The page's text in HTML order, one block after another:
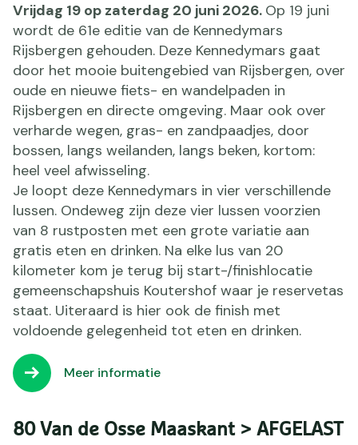
Vrijdag 19 op zaterdag 20 juni 2026. Op 19 juni
wordt de 61e editie van de Kennedymars
Rijsbergen gehouden. Deze Kennedymars gaat
door het mooie buitengebied van Rijsbergen, over
oude en nieuwe fiets- en wandelpaden in
Rijsbergen en directe omgeving. Maar ook over
verharde wegen, gras- en zandpaadjes, door
bossen, langs weilanden, langs beken, kortom:
heel veel afwisseling.
Je loopt deze Kennedymars in vier verschillende
lussen. Ondeweg zijn deze vier lussen voorzien
van 8 rustposten met een grote variatie aan
gratis eten en drinken. Na elke lus van 20
kilometer kom je terug bij start-/finishlocatie
gemeenschapshuis Koutershof waar je reservetas
staat. Uiteraard is hier ook de finish met
voldoende gelegenheid tot eten en drinken.
Meer informatie
80 Van de Osse Maaskant > AFGELAST